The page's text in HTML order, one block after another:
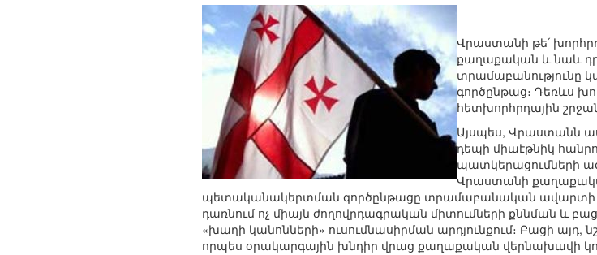
Վրաստանի թե՛
քաղաքական և նաև
տրամաբանությունը
գործընթաց։ Դեռևս
հետխորհրդային
Այսպես, Վրաստանն
դեպի միաէթնիկ
պատկերացումների
Վրաստանի
պետականակերտման գործընթացը տրամաբանական ավարտի
դառնում ոչ միայն ժողովրդագրական միտումների քննման և
«խաղի կանոնների» ուսումնասիրման արդյունքում։ Բացի
որպես օրակարգային խնդիր վրաց քաղաքական վերնախավի